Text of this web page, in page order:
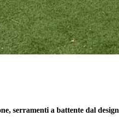
serramenti a battente dal